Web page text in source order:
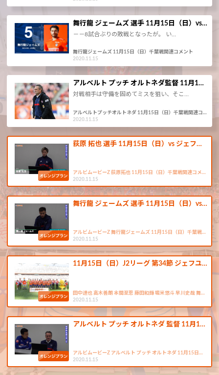
舞行龍 ジェームズ 選手 11月15日（日）vs…
－－8試合ぶりの敗戦となったが。 い…
舞行龍ジェームズ 11月15日（日）千葉戦関連コメント
2020.11.15
アルベルト プッチ オルトネダ監督 11月1…
対戦相手は守備を固めてミスを狙い、そこ…
アルベルトプッチオルトネダ 11月15日（日）千葉戦関連コ…
2020.11.15
荻原 拓也 選手 11月15日（日）vs ジェフ…
アルビムービーZ 荻原拓也 11月15日（日）千葉戦関連コメ…
2020.11.15
舞行龍 ジェームズ 選手 11月15日（日）vs…
アルビムービーZ 舞行龍ジェームズ 11月15日（日）千葉戦…
2020.11.15
11月15日（日）J2リーグ 第34節 ジェフユ…
田中達也 高木善朗 本間至恩 藤田和輝 堀米悠斗 早川史哉 舞…
2020.11.15
アルベルト プッチ オルトネダ 監督 11月1…
アルビムービーZ アルベルト プッチ オルトネダ 11月15日…
2020.11.15